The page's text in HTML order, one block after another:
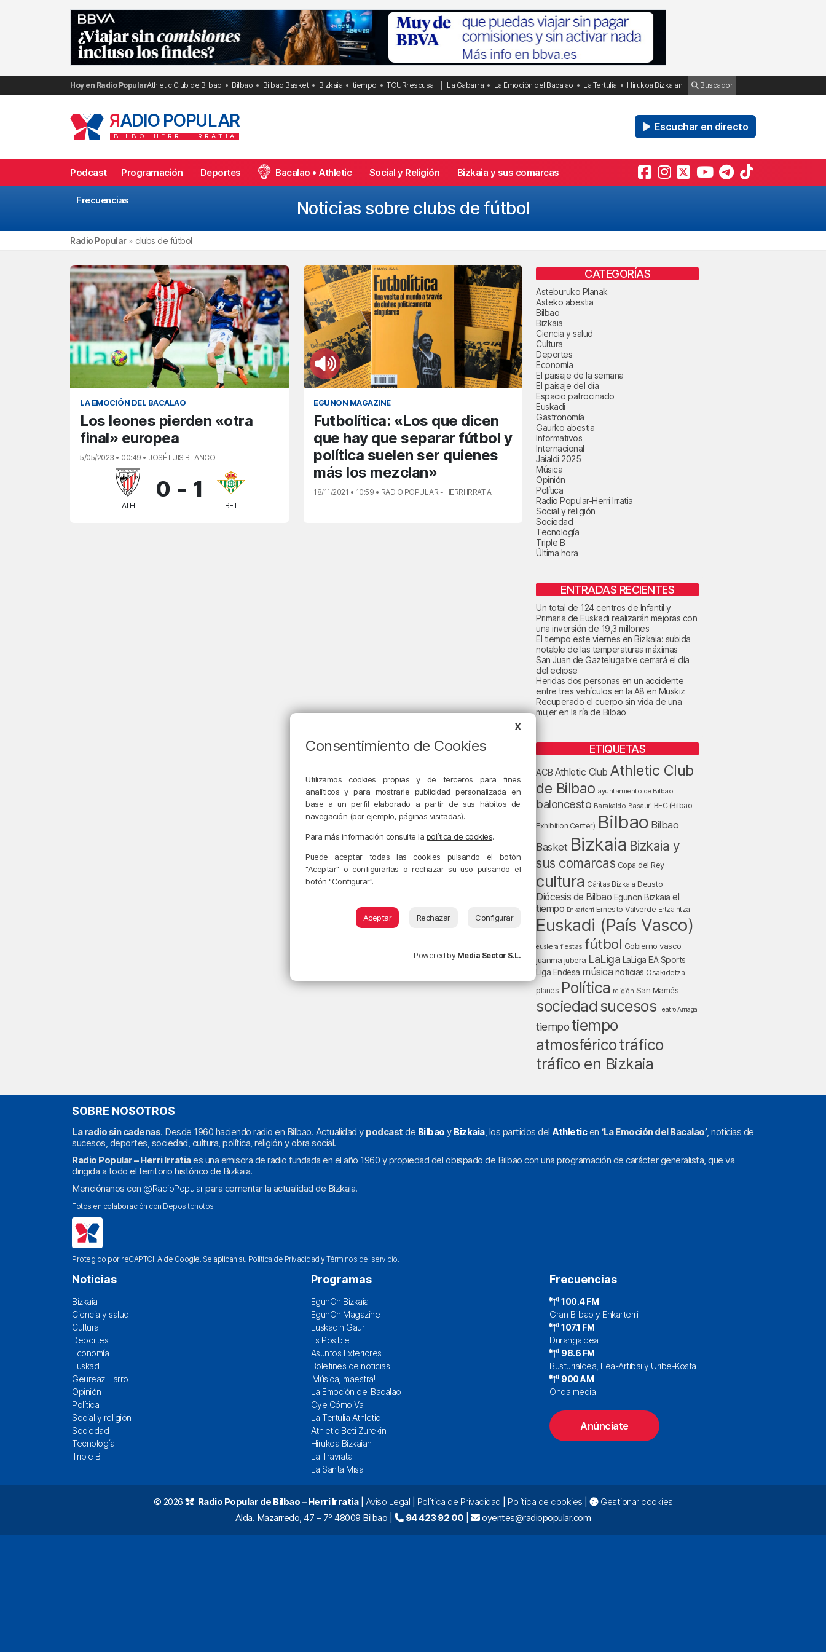
Hoy en Radio PopularAthletic Club de Bilbao Bilbao Bilbao Basket Bizkaia tiempo TOURrescusa La Gabarra La Emoción del Bacalao La Tertulia Hirukoa Bizkaian Buscador
RADIO POPULAR
BILBO HERRI IRRATIA
Escuchar en directo
Podcast Programación Deportes Bacalao • Athletic Social y Religión Bizkaia y sus comarcas
Frecuencias Noticias sobre clubs de fútbol
Radio Popular» clubs de fútbol
LA EMOCIÓN DEL BACALAO
Los leones pierden «otra
final» europea
5/05/2023 • 00:49 • JOSÉ LUIS BLANCO
ATH
0 - 1
BET
EGUNON MAGAZINE
Futbolítica: «Los que dicen
que hay que separar fútbol y
política suelen ser quienes
más los mezclan»
18/11/2021 • 10:59 • RADIO POPULAR - HERRI IRRATIA
CATEGORÍAS
Asteburuko Planak
Asteko abestia
Bilbao
Bizkaia
Ciencia y salud
Cultura
Deportes
Economía
El paisaje de la semana
El paisaje del día
Espacio patrocinado
Euskadi
Gastronomía
Gaurko abestia
Informativos
Internacional
Jaialdi 2025
Música
Opinión
Política
Radio Popular-Herri Irratia
Social y religión
Sociedad
Tecnología
Triple B
Última hora
ENTRADAS RECIENTES
Un total de 124 centros de Infantil y
Primaria de Euskadi realizarán mejoras con
una inversión de 19,3 millones
El tiempo este viernes en Bizkaia: subida
notable de las temperaturas máximas
San Juan de Gaztelugatxe cerrará el día
del eclipse
Heridas dos personas en un accidente
entre tres vehículos en la A8 en Muskiz
Recuperado el cuerpo sin vida de una
mujer en la ría de Bilbao
ETIQUETAS
ACB Athletic Club Athletic Club
de Bilbao ayuntamiento de Bilbao
baloncesto Barakaldo Basauri BEC (Bilbao
Exhibition Center) Bilbao Bilbao
Basket Bizkaia Bizkaia y
sus comarcas Copa del Rey
cultura Cáritas Bizkaia Deusto
Diócesis de Bilbao Egunon Bizkaia el
tiempo Enkarterri Ernesto Valverde Ertzaintza
Euskadi (País Vasco)
euskera fiestas fútbol Gobierno vasco
juanma jubera LaLiga LaLiga EA Sports
Liga Endesa música noticias Osakidetza
planes Política religión San Mamés
sociedad sucesos Teatro Arriaga
tiempo tiempo
atmosféricotráfico
tráfico en Bizkaia
SOBRE NOSOTROS
La radio sin cadenas. Desde 1960 haciendo radio en Bilbao. Actualidad y podcast de Bilbao y Bizkaia, los partidos del Athleticen ‘La Emoción del Bacalao’, noticias de
sucesos, deportes, sociedad, cultura, política, religión y obra social.
Radio Popular – Herri Irratiaes una emisora de radio fundada en el año 1960 y propiedad del obispado de Bilbao con una programación de carácter generalista, que va
dirigida a todo el territorio histórico de Bizkaia.
Menciónanos con @RadioPopularpara comentar la actualidad de Bizkaia.
Fotos en colaboración con Depositphotos
Protegido por reCAPTCHA de Google. Se aplican su Política de Privacidad yTérminos del servicio.
Noticias
Bizkaia
Ciencia y salud
Cultura
Deportes
Economía
Euskadi
Geureaz Harro
Opinión
Política
Social y religión
Sociedad
Tecnología
Triple B
Programas
EgunOn Bizkaia
EgunOn Magazine
Euskadin Gaur
Es Posible
Asuntos Exteriores
Boletines de noticias
¡Música, maestra!
La Emoción del Bacalao
Oye Cómo Va
La Tertulia Athletic
Athletic Beti Zurekin
Hirukoa Bizkaian
La Traviata
La Santa Misa
Frecuencias
100.4 FM
Gran Bilbao y Enkarterri
107.1 FM
Durangaldea
98.6 FM
Busturialdea, Lea-Artibai y Uribe-Kosta
900 AM
Onda media
Anúnciate
© 2026 Radio Popular de Bilbao – Herri Irratia| Aviso Legal Política de Privacidad Política de cookies
Gestionar cookies
Alda. Mazarredo, 47 – 7º 48009 Bilbao |
94 423 92 00 | oyentes@radiopopular.com
X
Consentimiento de Cookies
Utilizamos cookies propias y de terceros para fines
analíticos y para mostrarle publicidad personalizada en
base a un perfil elaborado a partir de sus hábitos de
navegación (por ejemplo, páginas visitadas).
Para más información consulte la política de cookies.
Puede aceptar todas las cookies pulsando el botón
"Aceptar" o configurarlas o rechazar su uso pulsando el
botón "Configurar".
Aceptar Rechazar Configurar
Powered by Media Sector S.L.